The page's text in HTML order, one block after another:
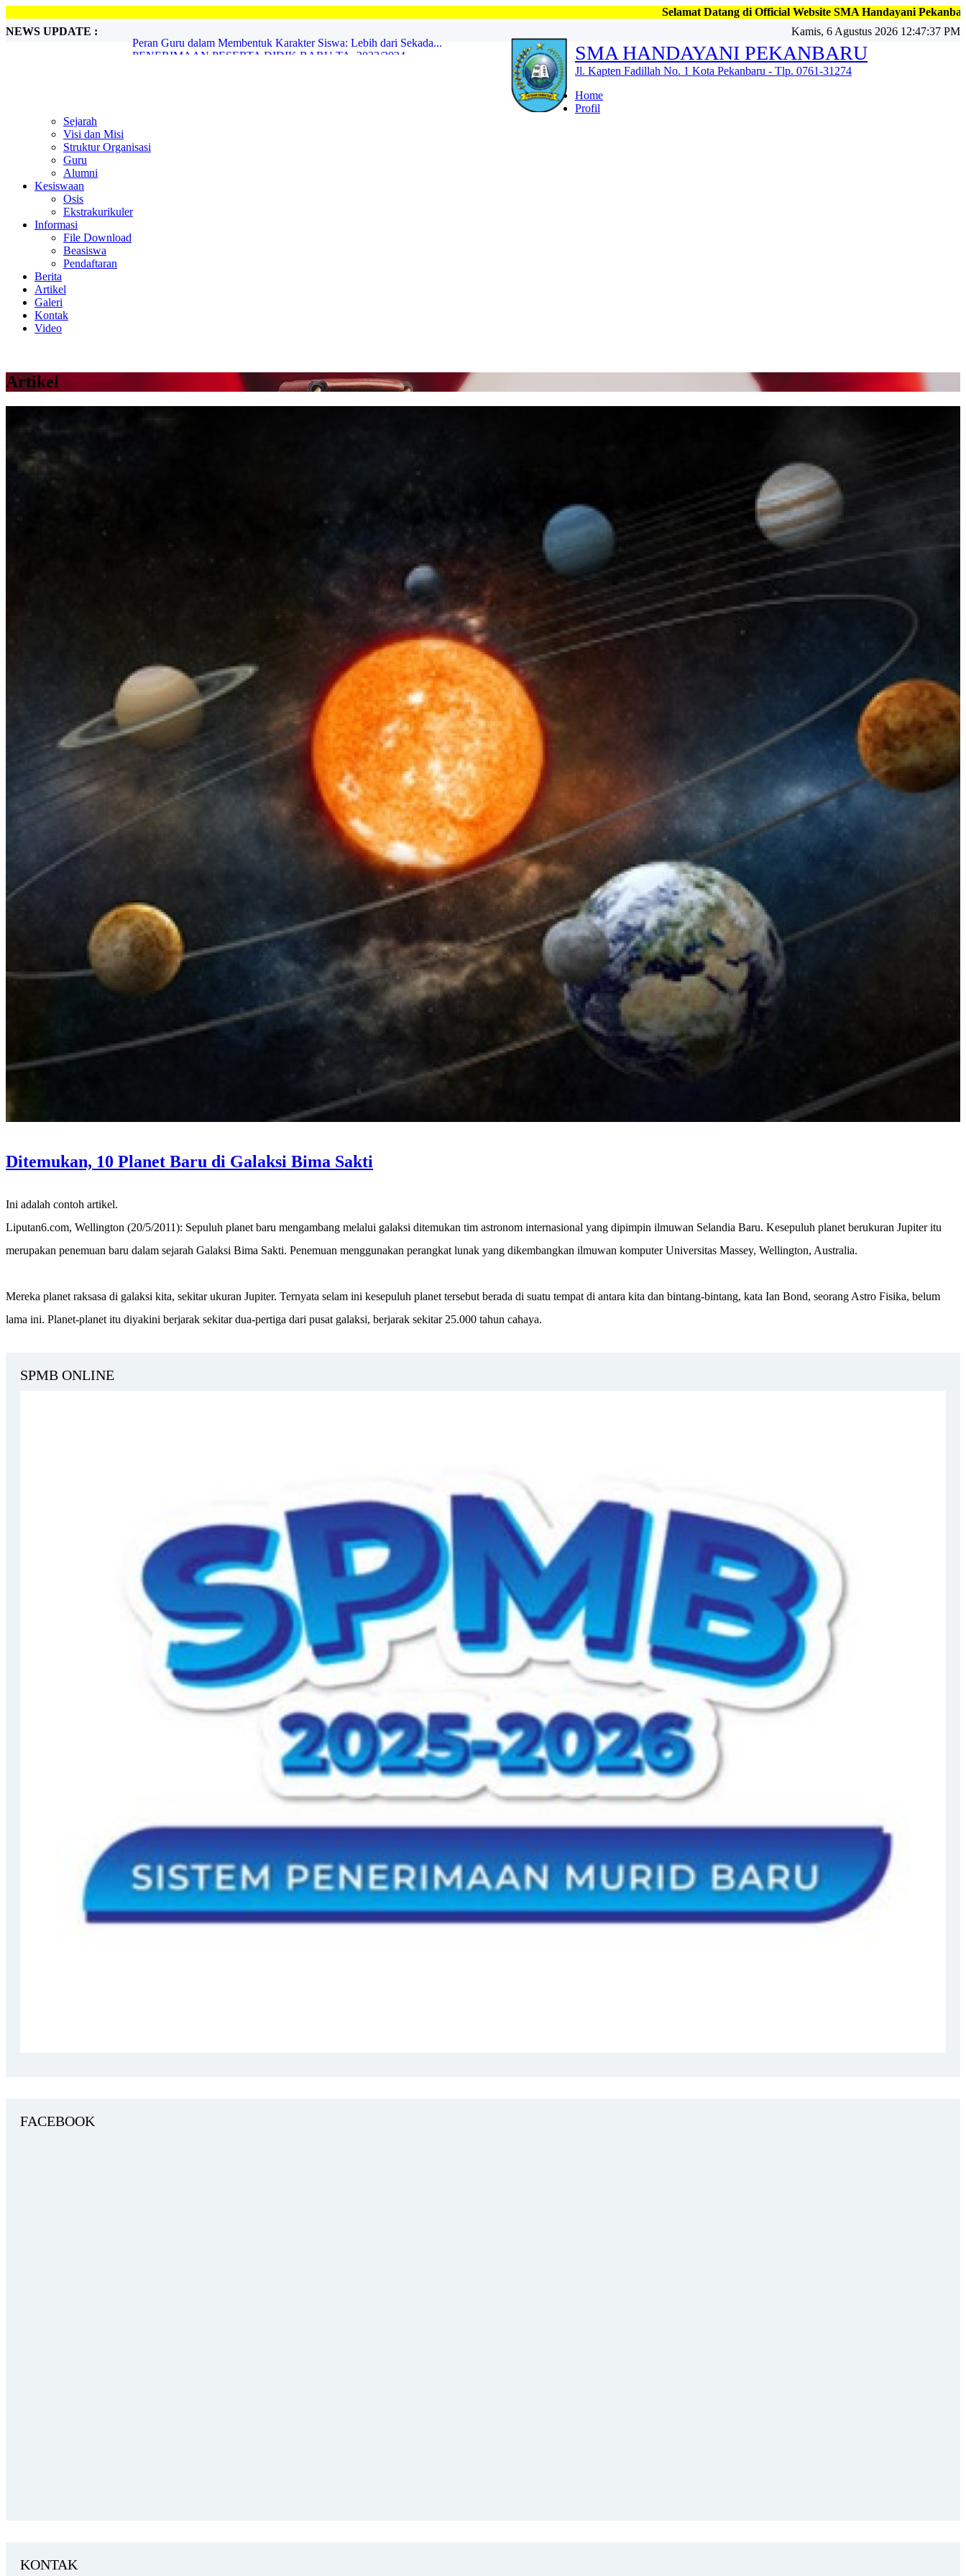
Selamat Datang di Official Website SMA Handayani Pekanbaru, Jl. Kapten
NEWS UPDATE :
PENERIMAAN PESERTA DIDIK BARU TA. 2023/2024...
Pasus SMA Handayani Peduli ...
SMAS HANDAYANI MENYAMBUT BULAN SUCI RAMADHAN 1447 H ...
Kamis, 6 Agustus 2026 12:47:39 PM
SMA HANDAYANI PEKANBARU
Jl. Kapten Fadillah No. 1 Kota Pekanbaru - Tlp. 0761-31274
Home
Profil
Sejarah
Visi dan Misi
Struktur Organisasi
Guru
Alumni
Kesiswaan
Osis
Ekstrakurikuler
Informasi
File Download
Beasiswa
Pendaftaran
Berita
Artikel
Galeri
Kontak
Video
Artikel
Ditemukan, 10 Planet Baru di Galaksi Bima Sakti
Ini adalah contoh artikel.
Liputan6.com, Wellington (20/5/2011): Sepuluh planet baru mengambang melalui galaksi ditemukan tim astronom internasional yang dipimpin ilmuwan Selandia Baru. Kesepuluh planet berukuran Jupiter itu
merupakan penemuan baru dalam sejarah Galaksi Bima Sakti. Penemuan menggunakan perangkat lunak yang dikembangkan ilmuwan komputer Universitas Massey, Wellington, Australia.
Mereka planet raksasa di galaksi kita, sekitar ukuran Jupiter. Ternyata selam ini kesepuluh planet tersebut berada di suatu tempat di antara kita dan bintang-bintang, kata Ian Bond, seorang Astro Fisika, belum
lama ini. Planet-planet itu diyakini berjarak sekitar dua-pertiga dari pusat galaksi, berjarak sekitar 25.000 tahun cahaya.
SPMB ONLINE
FACEBOOK
KONTAK